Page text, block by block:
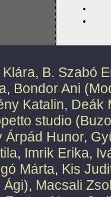
Klára, B. Szabó
, Bondor Ani
Katalin, Deák
studio
Árpád Hunor,
, Imrik Erika,
Márta, Kis
Ági), Macsali